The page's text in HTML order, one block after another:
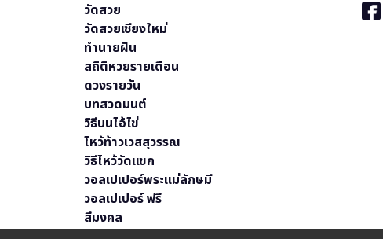
วัดสวย
วัดสวยเชียงใหม่
ทำนายฝัน
สถิติหวยรายเดือน
ดวงรายวัน
บทสวดมนต์
วิธีบนไอ้ไข่
ไหว้ท้าวเวสสุวรรณ
วิธีไหว้วัดแขก
วอลเปเปอร์พระแม่ลักษมี
วอลเปเปอร์ ฟรี
สีมงคล